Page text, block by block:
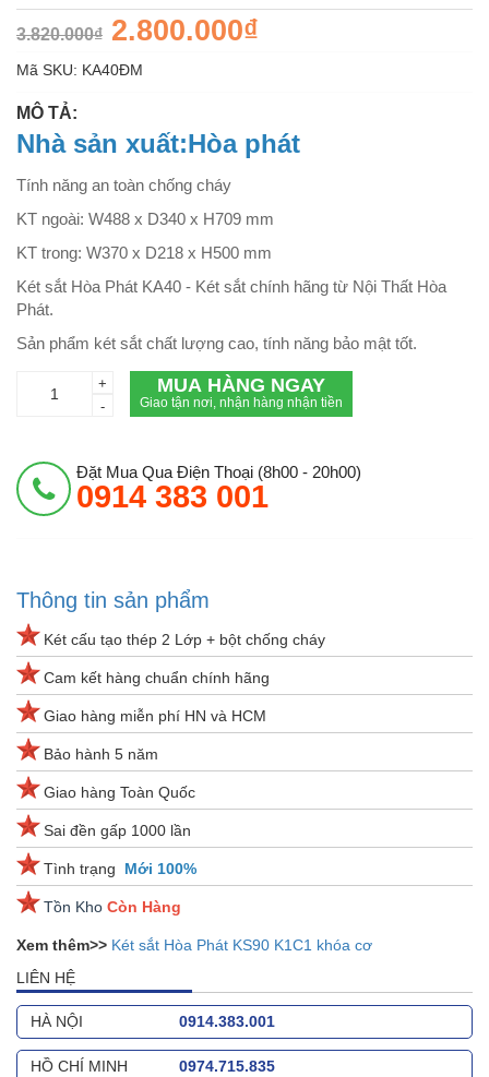
3.820.000₫ 2.800.000₫
Mã SKU: KA40ĐM
MÔ TẢ:
Nhà sản xuất:Hòa phát
Tính năng an toàn chống cháy
KT ngoài: W488 x D340 x H709 mm
KT trong: W370 x D218 x H500 mm
Két sắt Hòa Phát KA40 - Két sắt chính hãng từ Nội Thất Hòa
Phát.
Sản phẩm két sắt chất lượng cao, tính năng bảo mật tốt.
+
-
MUA HÀNG NGAY
Giao tận nơi, nhận hàng nhận tiền
Đặt Mua Qua Điện Thoại (8h00 - 20h00)
0914 383 001
Thông tin sản phẩm
Két cấu tạo thép 2 Lớp + bột chống cháy
Cam kết hàng chuẩn chính hãng
Giao hàng miễn phí HN và HCM
Bảo hành 5 năm
Giao hàng Toàn Quốc
Sai đền gấp 1000 lần
Tình trạng Mới 100%
Tồn Kho Còn Hàng
Xem thêm>> Két sắt Hòa Phát KS90 K1C1 khóa cơ
LIÊN HỆ
HÀ NỘI 0914.383.001
HỒ CHÍ MINH 0974.715.835